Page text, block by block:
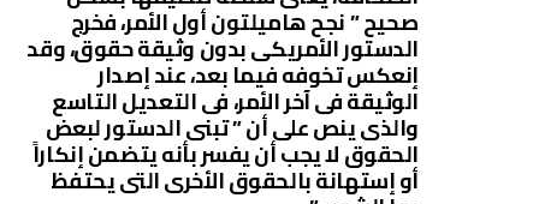
صحيح ” نجح هاميلتون أول الأمر، فخرج
الدستور الأمريكى بدون وثيقة حقوق، وقد
إنعكس تخوفه فيما بعد، عند إصدار
الوثيقة فى آخر الأمر، فى التعديل التاسع
والذى ينص على أن ” تبنى الدستور لبعض
الحقوق لا يجب أن يفسر بأنه يتضمن إنكاراً
أو إستهانة بالحقوق الأخرى التى يحتفظ